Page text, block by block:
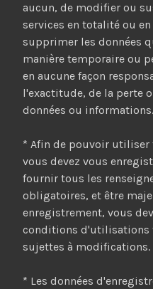
aucun, de modifier ou
services en totalité ou
supprimer les données
manière temporaire ou
en aucune façon
l'exactitude, de la perte
données ou informations.
* Afin de pouvoir utiliser
vous devez vous
fournir tous les
obligatoires, et être
enregistrement, vous
conditions d'utilisations
sujettes à modifications.
* Les données